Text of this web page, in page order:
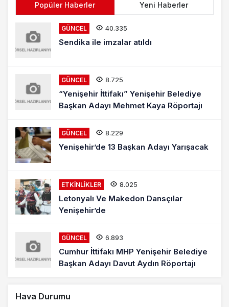
Popüler Haberler Yeni Haberler
GÜNCEL 40.335
Sendika ile imzalar atıldı
GÜNCEL 8.725
“Yenişehir İttifakı” Yenişehir Belediye
Başkan Adayı Mehmet Kaya Röportajı
GÜNCEL 8.229
Yenişehir’de 13 Başkan Adayı Yarışacak
ETKINLIKLER 8.025
Letonyalı Ve Makedon Dansçılar
Yenişehir’de
GÜNCEL 6.893
Cumhur İttifakı MHP Yenişehir Belediye
Başkan Adayı Davut Aydın Röportajı
Hava Durumu